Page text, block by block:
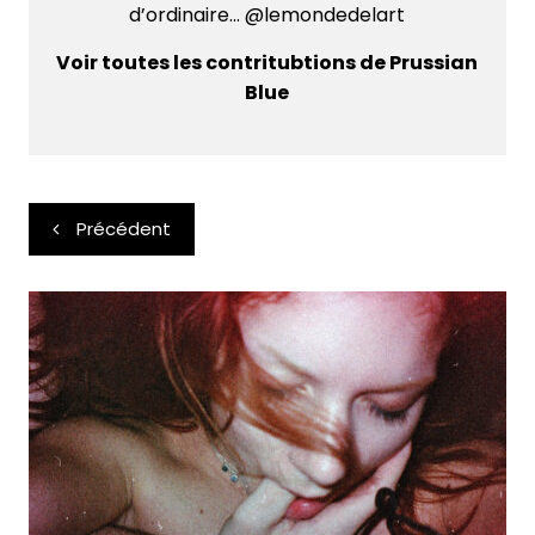
d’ordinaire... @lemondedelart
Voir toutes les contritubtions de Prussian
Blue
Navigation
de
l’article
Précédent